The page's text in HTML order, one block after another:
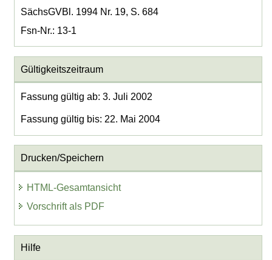
SächsGVBl. 1994 Nr. 19, S. 684
Fsn-Nr.: 13-1
Gültigkeitszeitraum
Fassung gültig ab: 3. Juli 2002
Fassung gültig bis: 22. Mai 2004
Drucken/Speichern
HTML-Gesamtansicht
Vorschrift als PDF
Hilfe